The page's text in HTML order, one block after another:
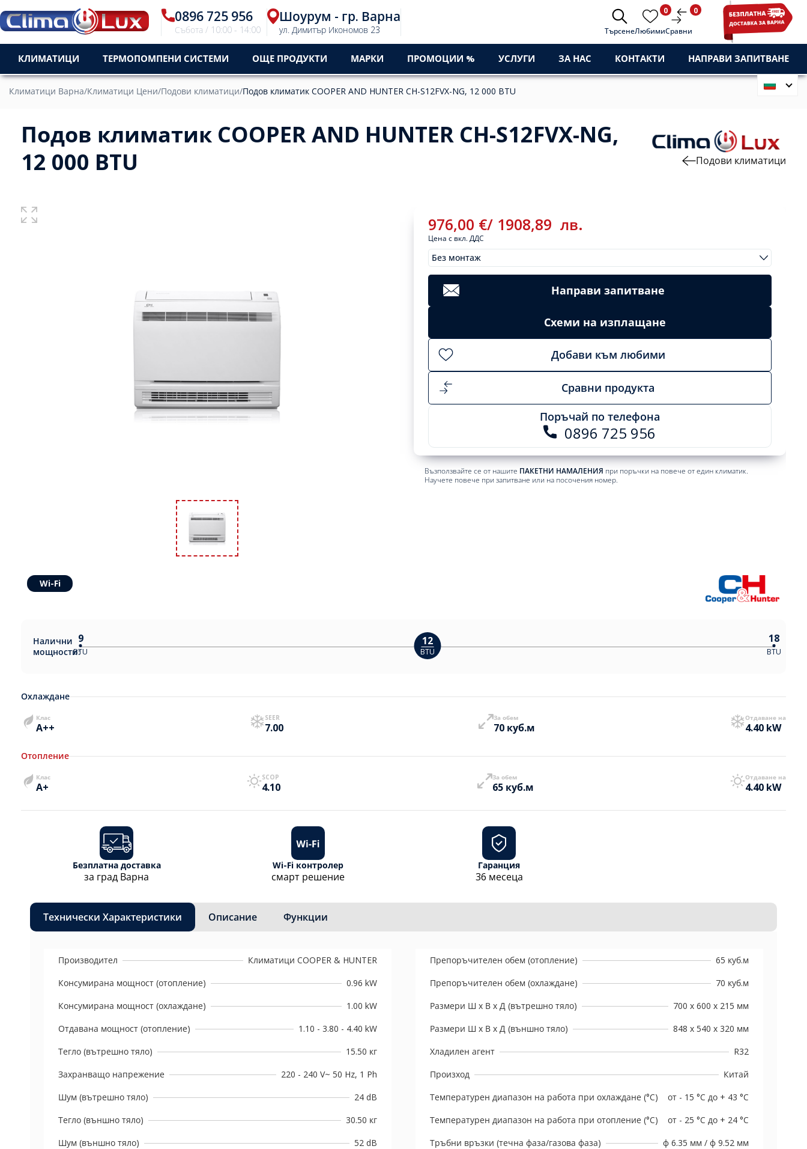
0896 725 956
Събота / 10:00 - 14:00
Шоурум - гр. Варна
ул. Димитър Икономов 23 ТърсенеЛюбими
0
Сравни
0
КЛИМАТИЦИ ТЕРМОПОМПЕНИ СИСТЕМИ ОЩЕ ПРОДУКТИ МАРКИ ПРОМОЦИИ % УСЛУГИ ЗА НАС КОНТАКТИ НАПРАВИ ЗАПИТВАНЕ
Климатици Варна/Климатици Цени/Подови климатици/Подов климатик COOPER AND HUNTER CH-S12FVX-NG, 12 000 BTU
Подов климатик COOPER AND HUNTER CH-S12FVX-NG,
12 000 BTU
Подови климатици
976,00 €/ 1908,89 лв.
Цена с вкл. ДДС
Без монтаж
МонтажиClear
976,00€/
1908,89
Направи запитване
Схеми на изплащане
Добави към любими
Сравни продукта
Поръчай по телефона
0896 725 956
Възползвайте се от нашите ПАКЕТНИ НАМАЛЕНИЯ при поръчки на повече от един климатик.
Научете повече при запитване или на посочения номер.
Wi-Fi
Налични
мощности:
9
BTU
12
BTU
18
BTU
Охлаждане
Клас
A++
SEER
7.00
За обем
70 куб.м
Отдаване на
4.40 kW
Отопление
Клас
A+
SCOP
4.10
За обем
65 куб.м
Отдаване на
4.40 kW
Безплатна доставка
за град Варна
Wi-Fi контролер
смарт решение
Гаранция
36 месеца
Технически Характеристики Описание Функции
Производител
Климатици COOPER & HUNTER
Консумирана мощност (отопление)
0.96 kW
Консумирана мощност (охлаждане)
1.00 kW
Отдавана мощност (отопление)
1.10 - 3.80 - 4.40 kW
Тегло (вътрешно тяло)
15.50 кг
Захранващо напрежение
220 - 240 V~ 50 Hz, 1 Ph
Шум (вътрешно тяло)
24 dB
Тегло (външно тяло)
30.50 кг
Шум (външно тяло)
52 dB
Препоръчителен обем (отопление)
65 куб.м
Препоръчителен обем (охлаждане)
70 куб.м
Размери Ш х В х Д (вътрешно тяло)
700 x 600 x 215 мм
Размери Ш х В х Д (външно тяло)
848 х 540 х 320 мм
Хладилен агент
R32
Произход
Китай
Температурен диапазон на работа при охлаждане (°C)
от - 15 °C до + 43 °C
Температурен диапазон на работа при отопление (°C)
от - 25 °C до + 24 °C
Тръбни връзки (течна фаза/газова фаза)
ф 6.35 мм / ф 9.52 мм